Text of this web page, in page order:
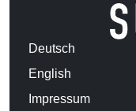
Deutsch
English
Impressum